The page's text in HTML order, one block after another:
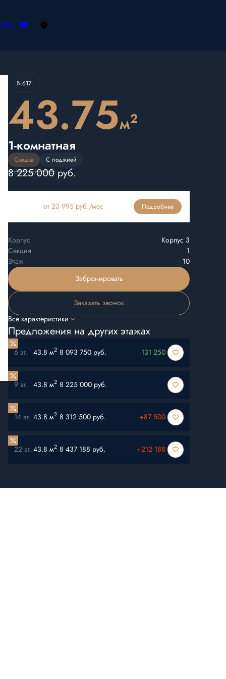
80
№617
43.75м2
1-комнатная
Скидка С лоджией
8 662 500 руб.
8 225 000 руб.
от 23 995 руб./мес Подробнее
Корпус
Корпус 3
Секция
1
Этаж
10
Забронировать
Заказать звонок
Все характеристики
Предложения на других этажах
6 эт. 43.8 м2 8 093 750 руб. -131 250
9 эт. 43.8 м2 8 225 000 руб.
14 эт. 43.8 м2 8 312 500 руб. +87 500
22 эт. 43.8 м2 8 437 188 руб. +212 188